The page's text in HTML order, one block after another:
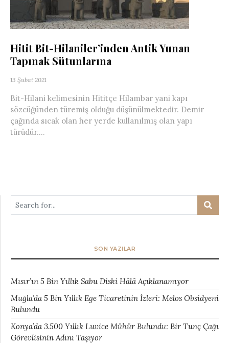
Hitit Bit-Hilaniler’inden Antik Yunan
Tapınak Sütunlarına
13 Şubat 2021
Bit-Hilani kelimesinin Hititçe Hilambar yani kapı
sözcüğünden türemiş olduğu düşünülmektedir. Demir
çağında sıcak olan her yerde kullanılmış olan yapı
türüdür....
SON YAZILAR
Mısır’ın 5 Bin Yıllık Sabu Diski Hâlâ Açıklanamıyor
Muğla’da 5 Bin Yıllık Ege Ticaretinin İzleri: Melos Obsidyeni
Bulundu
Konya’da 3.500 Yıllık Luvice Mühür Bulundu: Bir Tunç Çağı
Görevlisinin Adını Taşıyor